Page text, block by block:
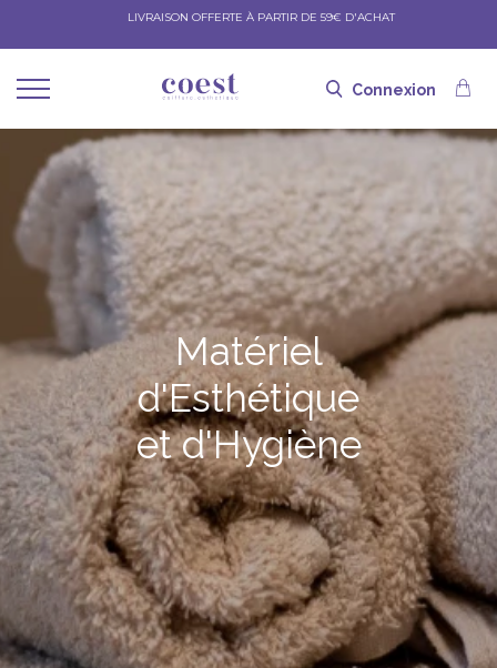
LIVRAISON OFFERTE À PARTIR DE 59€ D'ACHAT
Connexion
Matériel
d'Esthétique
et d'Hygiène